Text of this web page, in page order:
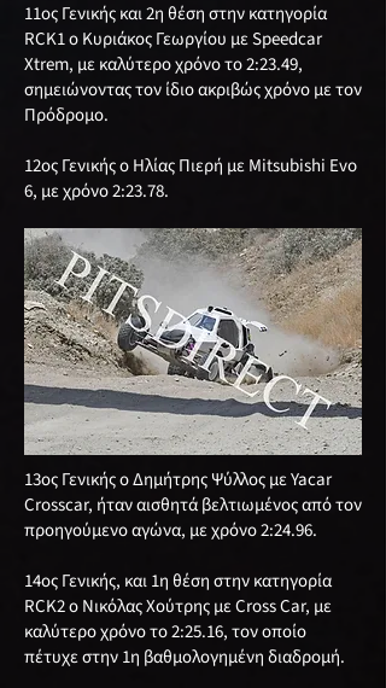
11ος Γενικής και 2η θέση στην κατηγορία
RCK1 ο Κυριάκος Γεωργίου με Speedcar
Xtrem, με καλύτερο χρόνο το 2:23.49,
σημειώνοντας τον ίδιο ακριβώς χρόνο με τον
Πρόδρομο.
12ος Γενικής ο Ηλίας Πιερή με Mitsubishi Evo
6, με χρόνο 2:23.78.
13ος Γενικής ο Δημήτρης Ψύλλος με Yacar
Crosscar, ήταν αισθητά βελτιωμένος από τον
προηγούμενο αγώνα, με χρόνο 2:24.96.
14ος Γενικής, και 1η θέση στην κατηγορία
RCΚ2 ο Νικόλας Χούτρης με Cross Car, με
καλύτερο χρόνο το 2:25.16, τον οποίο
πέτυχε στην 1η βαθμολογημένη διαδρομή.